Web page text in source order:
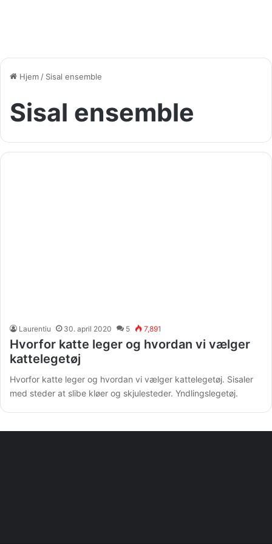
Hjem/ Sisal ensemble
Sisal ensemble
Laurentiu 30. april 2020 5 7,891
Hvorfor katte leger og hvordan vi vælger
kattelegetøj
Hvorfor katte leger og hvordan vi vælger kattelegetøj. Sisaler
med steder at slibe kløer og skjulesteder. Yndlingslegetøj.